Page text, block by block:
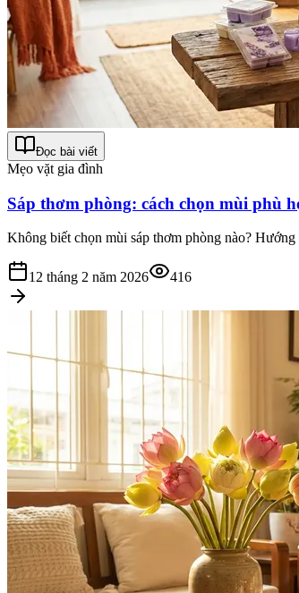
Đọc bài viết
Mẹo vặt gia đình
Sáp thơm phòng: cách chọn mùi phù
Không biết chọn mùi sáp thơm phòng nào?
12 tháng 2 năm 2026 416